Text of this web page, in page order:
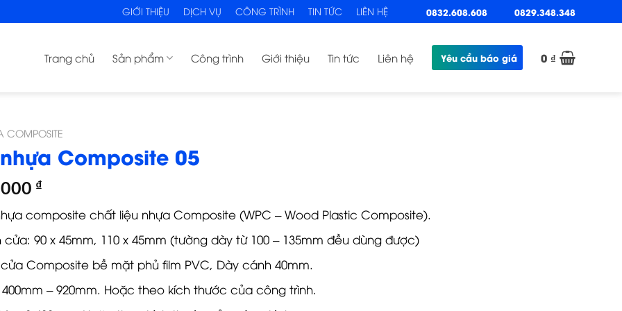
GIỚI THIỆU DỊCH VỤ CÔNG TRÌNH TIN TỨC LIÊN HỆ 0832.608.608 0829.348.348
Trang chủ Sản phẩm Công trình Giới thiệu Tin tức Liên hệ Yêu cầu báo giá 0 ₫
COMPOSITE
Composite 05
₫
composite chất liệu nhựa Composite (WPC – Wood Plastic Composite).
cửa: 90 x 45mm, 110 x 45mm (tường dày từ 100 – 135mm đều dùng được)
Composite bề mặt phủ film PVC, Dày cánh 40mm.
400mm – 920mm. Hoặc theo kích thước của công trình.